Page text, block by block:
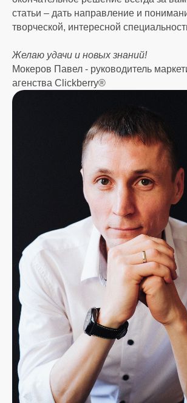
статьи – дать направление и
творческой, интересной
Желаю удачи и новых знаний!
Мокеров Павел - руководитель
агенства Clickberry®